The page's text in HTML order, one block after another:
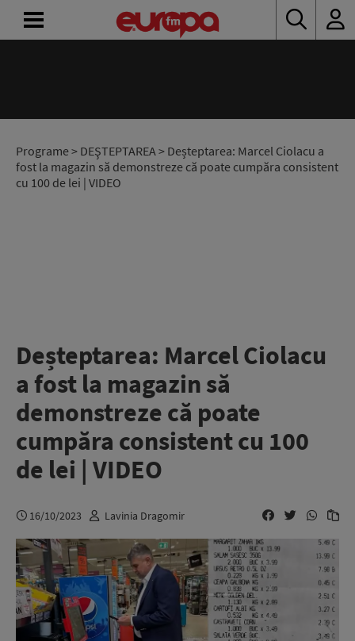
Programe> DEŞTEPTAREA> Deșteptarea: Marcel Ciolacu a
fost la magazin să demonstreze că poate cumpăra consistent
cu 100 de lei | VIDEO
Deșteptarea: Marcel Ciolacu
a fost la magazin să
demonstreze că poate
cumpăra consistent cu 100
de lei | VIDEO
16/10/2023 Lavinia Dragomir
RADIO
CONCURSURI